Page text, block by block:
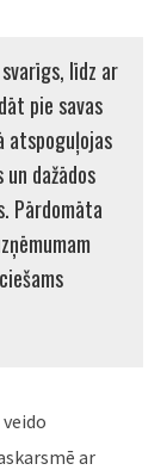
līdz ar
pie savas
dažādos
Pārdomāta
ar